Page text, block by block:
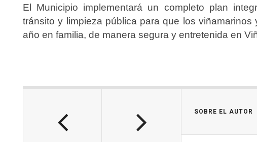
El Municipio implementará un completo plan
tránsito y limpieza pública para que los
año en familia, de manera segura y entretenida en
SOBRE EL AUTOR